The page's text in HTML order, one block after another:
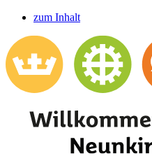
zum Inhalt